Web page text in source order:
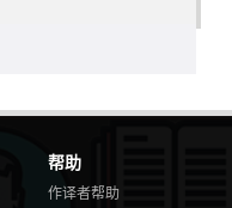
帮助
作译者帮助